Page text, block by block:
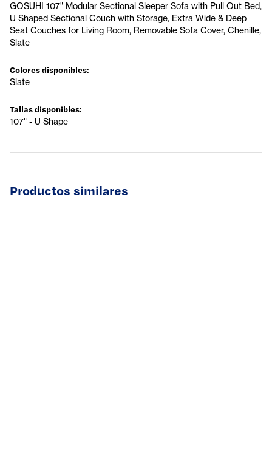
GOSUHI 107" Modular Sectional Sleeper Sofa with Pull Out Bed,
U Shaped Sectional Couch with Storage, Extra Wide & Deep
Seat Couches for Living Room, Removable Sofa Cover, Chenille,
Slate
Colores disponibles:
Slate
Tallas disponibles:
107" - U Shape
Productos similares